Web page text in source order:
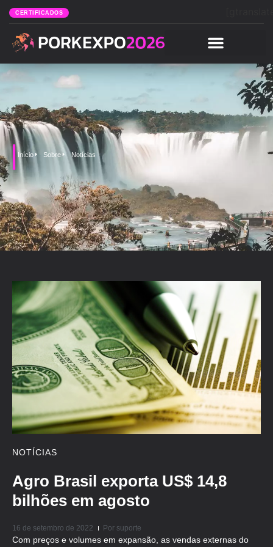
CERTIFICADOS
Início Sobre Notícias
NOTÍCIAS
Agro Brasil exporta US$ 14,8
bilhões em agosto
16 de setembro de 2022 Por suporte
Com preços e volumes em expansão, as vendas externas do